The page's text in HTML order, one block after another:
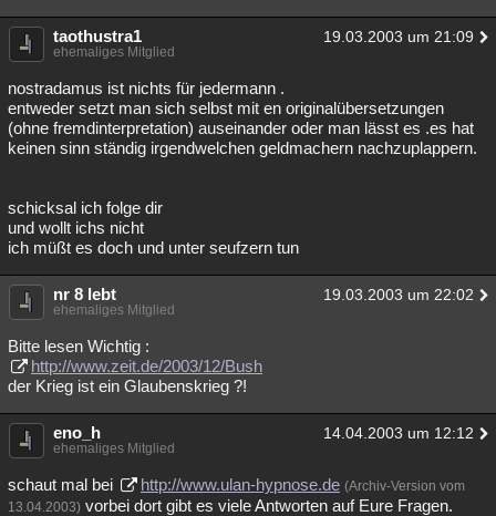
taothustra1 19.03.2003 um 21:09
ehemaliges Mitglied
nostradamus ist nichts für jedermann .
entweder setzt man sich selbst mit en originalübersetzungen
(ohne fremdinterpretation) auseinander oder man lässt es .es hat
keinen sinn ständig irgendwelchen geldmachern nachzuplappern.
schicksal ich folge dir
und wollt ichs nicht
ich müßt es doch und unter seufzern tun
nr 8 lebt 19.03.2003 um 22:02
ehemaliges Mitglied
Bitte lesen Wichtig :
http://www.zeit.de/2003/12/Bush
der Krieg ist ein Glaubenskrieg ?!
eno_h 14.04.2003 um 12:12
ehemaliges Mitglied
schaut mal bei http://www.ulan-hypnose.de (Archiv-Version vom
13.04.2003) vorbei dort gibt es viele Antworten auf Eure Fragen.